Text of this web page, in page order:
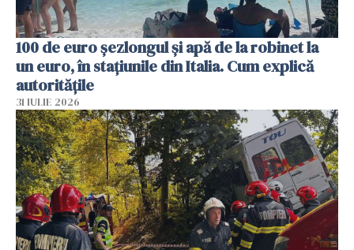
100 de euro șezlongul și apă de la robinet la
un euro, în stațiunile din Italia. Cum explică
autoritățile
31 IULIE 2026